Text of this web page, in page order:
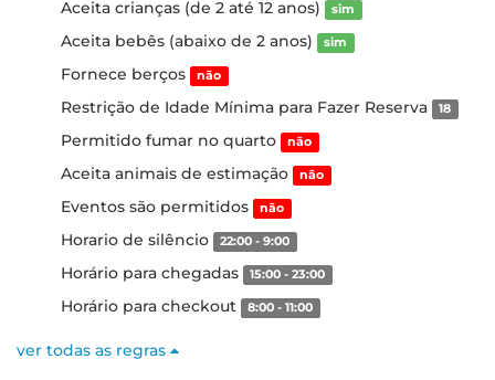
Aceita crianças (de 2 até 12 anos) sim
Aceita bebês (abaixo de 2 anos) sim
Fornece berços não
Restrição de Idade Mínima para Fazer Reserva 18
Permitido fumar no quarto não
Aceita animais de estimação não
Eventos são permitidos não
Horario de silêncio 22:00 - 9:00
Horário para chegadas 15:00 - 23:00
Horário para checkout 8:00 - 11:00
ver todas as regras